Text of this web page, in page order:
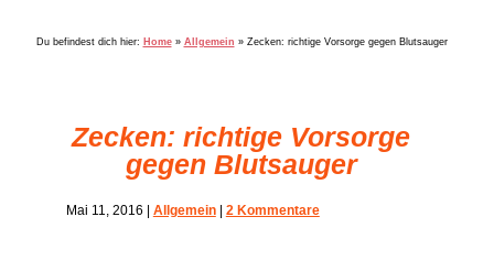
Du befindest dich hier: Home» Allgemein » Zecken: richtige Vorsorge gegen Blutsauger
Zecken: richtige Vorsorge
gegen Blutsauger
Mai 11, 2016 | Allgemein| 2 Kommentare